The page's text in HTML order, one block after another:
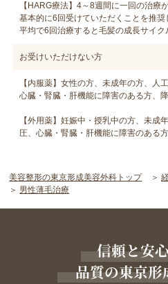
【HARG療法】4～8週間に一回の治療
基本的に6回受けていただくことを推奨
平均で6回治療すると毛髪の成長サイク
お受けいただけない方
【内服薬】女性の方、未成年の方、人
心臓・腎臓・肝機能に障害のある方、
【外用薬】妊娠中・授乳中の方、未成
圧、心臓・腎臓・肝機能に障害のある方
美容整形の東京形成美容外科トップ
男性薄毛治療
信頼と安
品質の東京形